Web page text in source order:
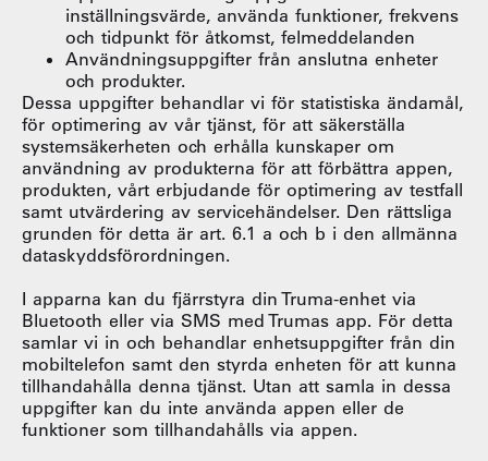
inställningsvärde, använda funktioner, frekvens
och tidpunkt för åtkomst, felmeddelanden
Användningsuppgifter från anslutna enheter
och produkter.
Dessa uppgifter behandlar vi för statistiska ändamål,
för optimering av vår tjänst, för att säkerställa
systemsäkerheten och erhålla kunskaper om
användning av produkterna för att förbättra appen,
produkten, vårt erbjudande för optimering av testfall
samt utvärdering av servicehändelser. Den rättsliga
grunden för detta är art. 6.1 a och b i den allmänna
dataskyddsförordningen.
I apparna kan du fjärrstyra din Truma-enhet via
Bluetooth eller via SMS med Trumas app. För detta
samlar vi in och behandlar enhetsuppgifter från din
mobiltelefon samt den styrda enheten för att kunna
tillhandahålla denna tjänst. Utan att samla in dessa
uppgifter kan du inte använda appen eller de
funktioner som tillhandahålls via appen.